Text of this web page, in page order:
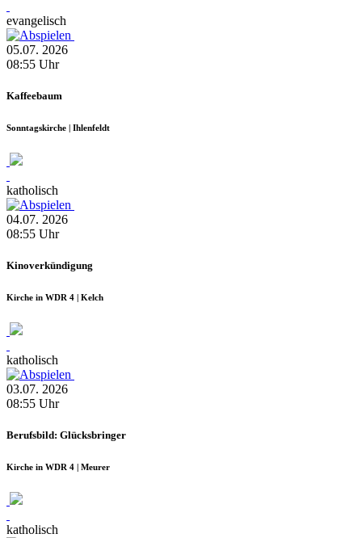
evangelisch
05.07. 2026
08:55 Uhr
Kaffeebaum
Sonntagskirche | Ihlenfeldt
katholisch
04.07. 2026
08:55 Uhr
Kinoverkündigung
Kirche in WDR 4 | Kelch
katholisch
03.07. 2026
08:55 Uhr
Berufsbild: Glücksbringer
Kirche in WDR 4 | Meurer
katholisch